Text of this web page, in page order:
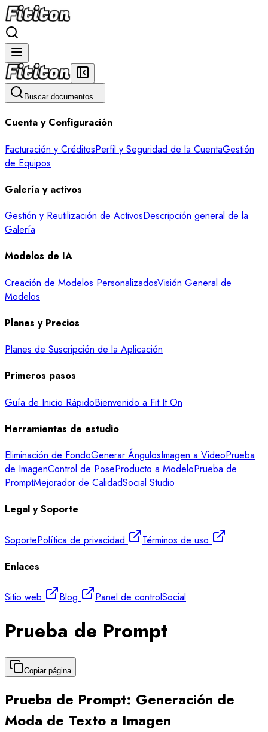
Buscar documentos...
Cuenta y Configuración
Facturación y CréditosPerfil y Seguridad de la CuentaGestión
de Equipos
Galería y activos
Gestión y Reutilización de ActivosDescripción general de la
Galería
Modelos de IA
Creación de Modelos PersonalizadosVisión General de
Modelos
Planes y Precios
Planes de Suscripción de la Aplicación
Primeros pasos
Guía de Inicio RápidoBienvenido a Fit It On
Herramientas de estudio
Eliminación de FondoGenerar ÁngulosImagen a VideoPrueba
de ImagenControl de PoseProducto a ModeloPrueba de
PromptMejorador de CalidadSocial Studio
Legal y Soporte
SoportePolítica de privacidad
Términos de uso
Enlaces
Sitio web Blog Panel de controlSocial
Prueba de Prompt
Copiar página
Prueba de Prompt: Generación de
Moda de Texto a Imagen